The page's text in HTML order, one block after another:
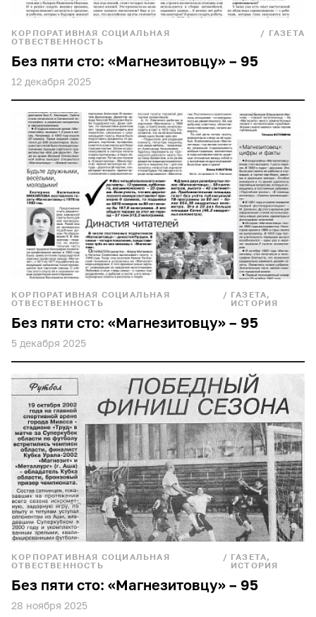
КОРПОРАТИВНАЯ СОЦИАЛЬНАЯ
ОТВЕСТВЕННОСТЬ
/ ГАЗЕТА
Без пяти сто: «Магнезитовцу» – 95
12 декабря 2025
КОРПОРАТИВНАЯ СОЦИАЛЬНАЯ
ОТВЕСТВЕННОСТЬ
/ ГАЗЕТА,
ИСТОРИЯ
Без пяти сто: «Магнезитовцу» – 95
5 декабря 2025
КОРПОРАТИВНАЯ СОЦИАЛЬНАЯ
ОТВЕСТВЕННОСТЬ
/ ГАЗЕТА,
ИСТОРИЯ
Без пяти сто: «Магнезитовцу» – 95
28 ноября 2025